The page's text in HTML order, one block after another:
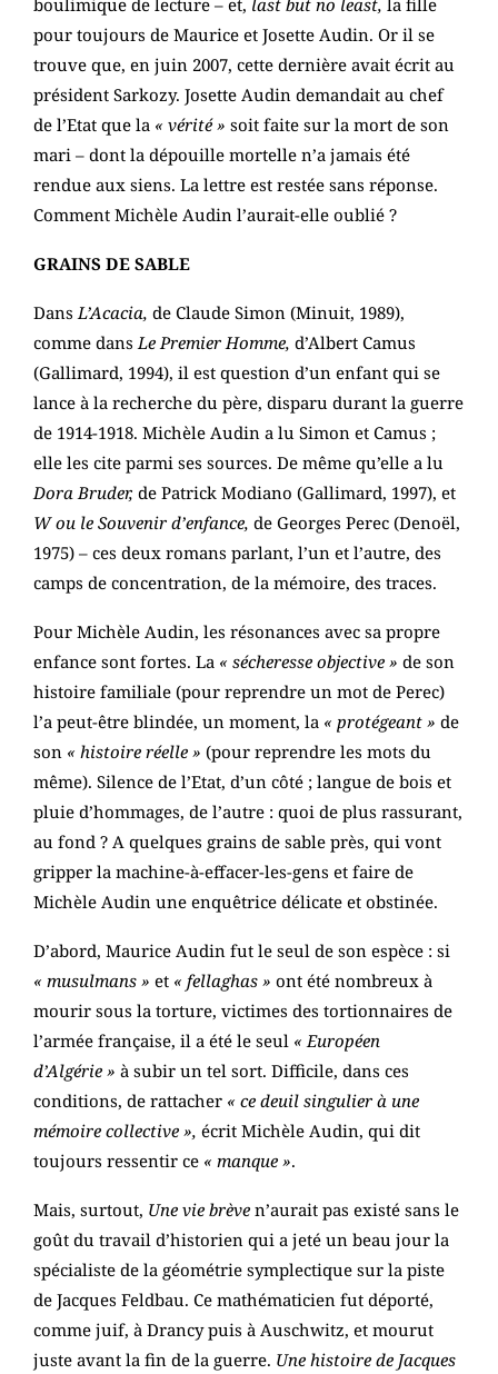
pour toujours de Maurice et Josette Audin. Or il se
trouve que, en juin 2007, cette dernière avait écrit au
président Sarkozy. Josette Audin demandait au chef
de l’Etat que la « vérité » soit faite sur la mort de son
mari – dont la dépouille mortelle n’a jamais été
rendue aux siens. La lettre est restée sans réponse.
Comment Michèle Audin l’aurait-elle oublié ?
GRAINS DE SABLE
Dans L’Acacia, de Claude Simon (Minuit, 1989),
comme dans Le Premier Homme, d’Albert Camus
(Gallimard, 1994), il est question d’un enfant qui se
lance à la recherche du père, disparu durant la guerre
de 1914-1918. Michèle Audin a lu Simon et Camus ;
elle les cite parmi ses sources. De même qu’elle a lu
Dora Bruder, de Patrick Modiano (Gallimard, 1997), et
W ou le Souvenir d’enfance, de Georges Perec (Denoël,
1975) – ces deux romans parlant, l’un et l’autre, des
camps de concentration, de la mémoire, des traces.
Pour Michèle Audin, les résonances avec sa propre
enfance sont fortes. La « sécheresse objective » de son
histoire familiale (pour reprendre un mot de Perec)
l’a peut-être blindée, un moment, la « protégeant » de
son « histoire réelle » (pour reprendre les mots du
même). Silence de l’Etat, d’un côté ; langue de bois et
pluie d’hommages, de l’autre : quoi de plus rassurant,
au fond ? A quelques grains de sable près, qui vont
gripper la machine-à-effacer-les-gens et faire de
Michèle Audin une enquêtrice délicate et obstinée.
D’abord, Maurice Audin fut le seul de son espèce : si
« musulmans » et « fellaghas » ont été nombreux à
mourir sous la torture, victimes des tortionnaires de
l’armée française, il a été le seul « Européen
d’Algérie » à subir un tel sort. Difficile, dans ces
conditions, de rattacher « ce deuil singulier à une
mémoire collective », écrit Michèle Audin, qui dit
toujours ressentir ce « manque ».
Mais, surtout, Une vie brève n’aurait pas existé sans le
goût du travail d’historien qui a jeté un beau jour la
spécialiste de la géométrie symplectique sur la piste
de Jacques Feldbau. Ce mathématicien fut déporté,
comme juif, à Drancy puis à Auschwitz, et mourut
juste avant la fin de la guerre. Une histoire de Jacques